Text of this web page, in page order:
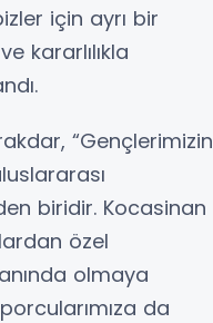
için ayrı bir
kararlılıkla
“Gençlerimizin
biridir. Kocasinan
özel
olmaya
da